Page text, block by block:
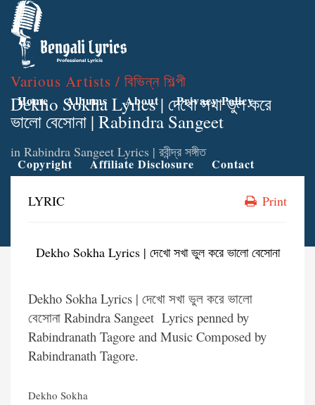
Home Albums About Privacy Policy
Copyright Affiliate Disclosure Contact
Various Artists / বিভিন্ন শিল্পী
Dekho Sokha Lyrics | দেখো সখা ভুল করে
ভালো বেসোনা | Rabindra Sangeet
in Rabindra Sangeet Lyrics | রবীন্দ্র সঙ্গীত
LYRIC Print
Dekho Sokha Lyrics | দেখো সখা ভুল করে ভালো বেসোনা
Dekho Sokha Lyrics | দেখো সখা ভুল করে ভালো
বেসোনা Rabindra Sangeet Lyrics penned by
Rabindranath Tagore and Music Composed by
Rabindranath Tagore.
Dekho Sokha